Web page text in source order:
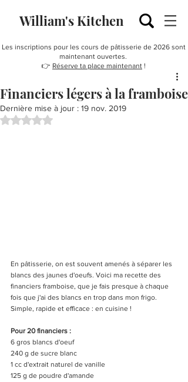
William's Kitchen
Les inscriptions pour les cours de pâtisserie de 2026 sont
maintenant ouvertes.
👉 Réserve ta place maintenant !
Financiers légers à la framboise
Dernière mise à jour : 19 nov. 2019
Noté NaN étoiles sur 5.
En pâtisserie, on est souvent amenés à séparer les
blancs des jaunes d'oeufs. Voici ma recette des
financiers framboise, que je fais presque à chaque
fois que j'ai des blancs en trop dans mon frigo.
Simple, rapide et efficace : en cuisine !
Pour 20 financiers :
6 gros blancs d'oeuf
240 g de sucre blanc
1 cc d'extrait naturel de vanille
125 g de poudre d'amande